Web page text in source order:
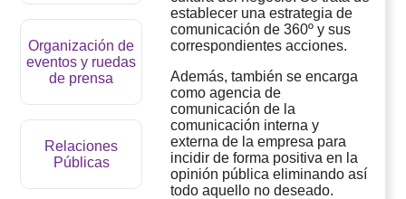
Organización de
eventos y ruedas
de prensa
Relaciones
Públicas
establecer una estrategia de
comunicación de 360º y sus
correspondientes acciones.
Además, también se encarga
como agencia de
comunicación de la
comunicación interna y
externa de la empresa para
incidir de forma positiva en la
opinión pública eliminando así
todo aquello no deseado.